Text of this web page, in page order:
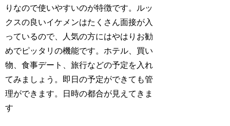
りなので使いやすいのが特徴です。ルッ
クスの良いイケメンはたくさん面接が入
っているので、人気の方にはやはりお勧
めでピッタリの機能です。ホテル、買い
物、食事デート、旅行などの予定を入れ
てみましょう。即日の予定ができても管
理ができます。日時の都合が見えてきま
す